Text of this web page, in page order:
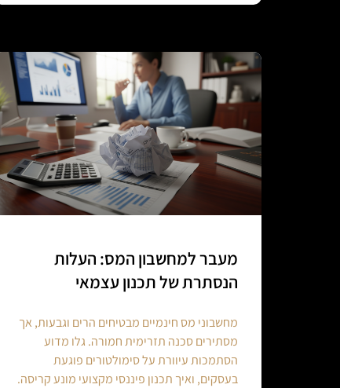
מעבר למחשבון המס: העלות
הנסתרת של תכנון עצמאי
מחשבוני מס חינמיים מבטיחים הרים וגבעות, אך
מסתירים סכנה תזרימית חמורה. גלו מדוע
הסתמכות עיוורת על סימולטורים פוגעת
בעסקים, ואיך תכנון פיננסי מקצועי מונע קריסה.